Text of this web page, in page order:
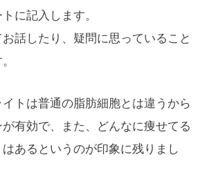
に記入します。
話したり、疑問に思っていること
トは普通の脂肪細胞とは違うから
有効で、また、どんなに痩せてる
あるというのが印象に残りまし